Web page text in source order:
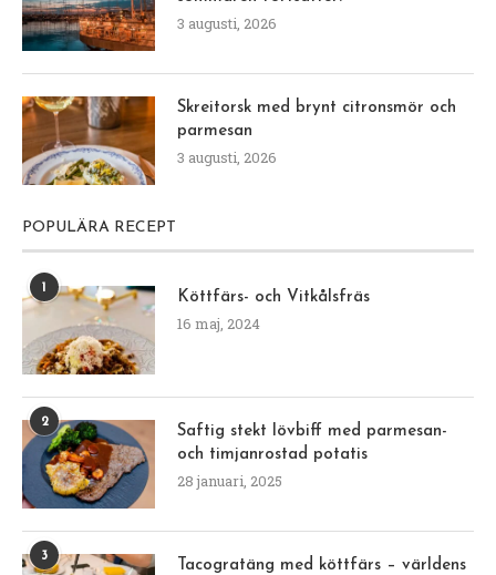
3 augusti, 2026
Skreitorsk med brynt citronsmör och
parmesan
3 augusti, 2026
POPULÄRA RECEPT
1
Köttfärs- och Vitkålsfräs
16 maj, 2024
2
Saftig stekt lövbiff med parmesan-
och timjanrostad potatis
28 januari, 2025
3
Tacogratäng med köttfärs – världens